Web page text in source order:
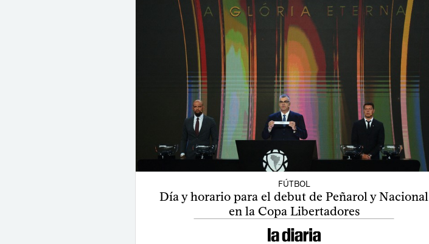
FÚTBOL
Día y horario para el debut de Peñarol y Nacional
en la Copa Libertadores